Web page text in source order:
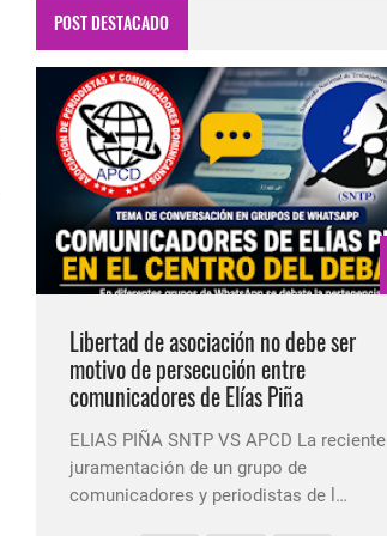
POST DESTACADO
Libertad de asociación no debe ser
motivo de persecución entre
comunicadores de Elías Piña
ELIAS PIÑA SNTP VS APCD La reciente
juramentación de un grupo de
comunicadores y periodistas de l…